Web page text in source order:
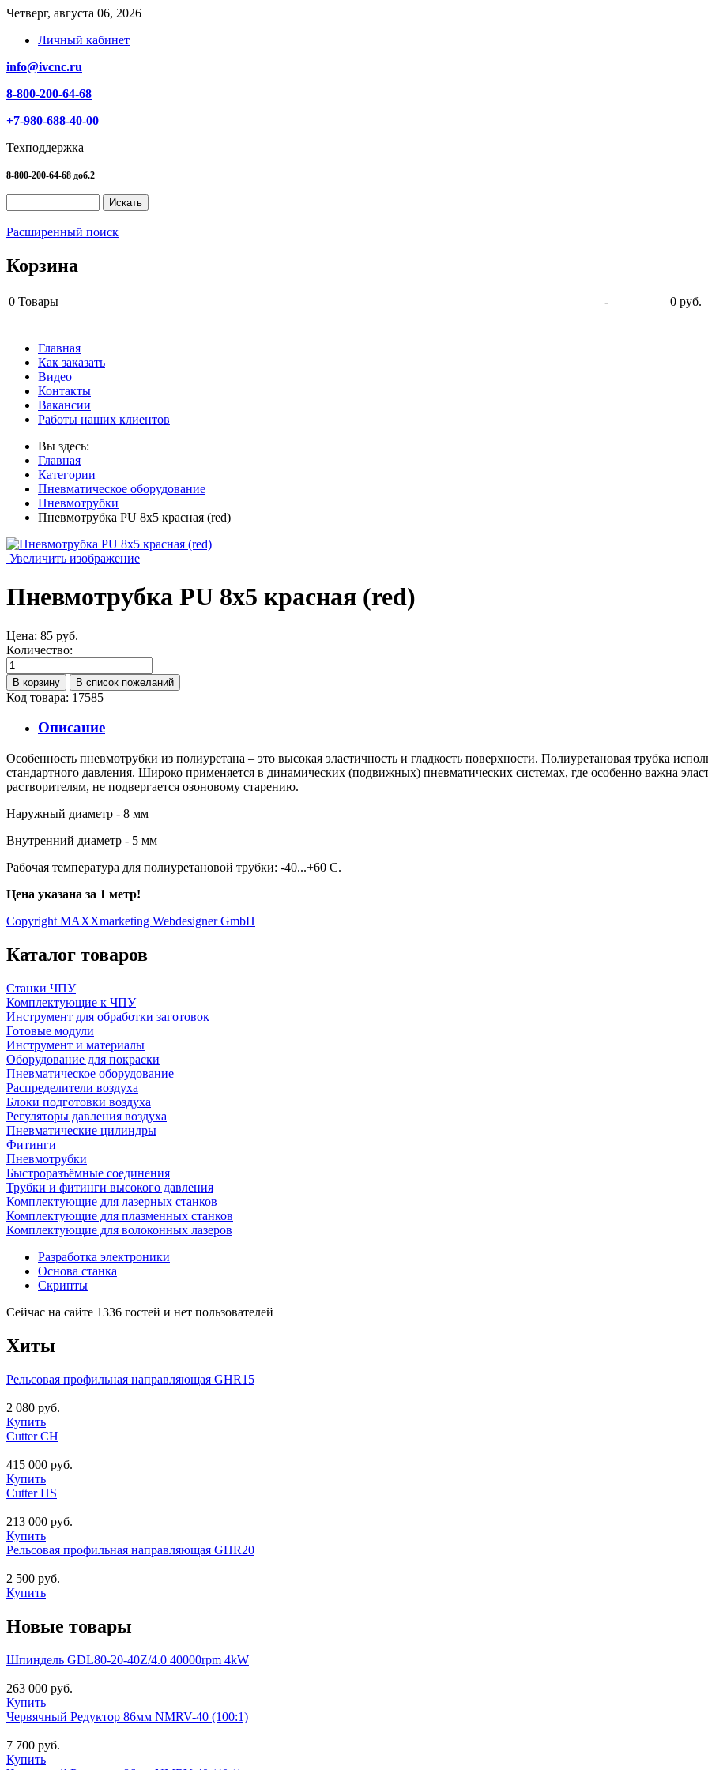
Четверг, августа 06, 2026
Личный кабинет
info@ivcnc.ru
8-800-200-64-68
+7-980-688-40-00
Техподдержка
8-800-200-64-68 доб.2
Расширенный поиск
Корзина
0 Товары -
0 руб.
Главная
Как заказать
Видео
Контакты
Вакансии
Работы наших клиентов
Вы здесь:
Главная
Категории
Пневматическое оборудование
Пневмотрубки
Пневмотрубка PU 8x5 красная (red)
Увеличить изображение
Пневмотрубка PU 8x5 красная (red)
Цена: 85 руб.
Количество:
Код товара: 17585
Описание
Особенность пневмотрубки из полиуретана – это высокая эластичность и гладкость поверхности. Полиуретановая трубка
стандартного давления. Широко применяется в динамических (подвижных) пневматических системах, где особенно важна
растворителям, не подвергается озоновому старению.
Наружный диаметр - 8 мм
Внутренний диаметр - 5 мм
Рабочая температура для полиуретановой трубки: -40...+60 С.
Цена указана за 1 метр!
Copyright MAXXmarketing Webdesigner GmbH
Каталог товаров
Станки ЧПУ
Комплектующие к ЧПУ
Инструмент для обработки заготовок
Готовые модули
Инструмент и материалы
Оборудование для покраски
Пневматическое оборудование
Распределители воздуха
Блоки подготовки воздуха
Регуляторы давления воздуха
Пневматические цилиндры
Фитинги
Пневмотрубки
Быстроразъёмные соединения
Трубки и фитинги высокого давления
Комплектующие для лазерных станков
Комплектующие для плазменных станков
Комплектующие для волоконных лазеров
Разработка электроники
Основа станка
Скрипты
Сейчас на сайте 1336 гостей и нет пользователей
Хиты
Рельсовая профильная направляющая GHR15
2 080 руб.
Купить
Cutter CH
415 000 руб.
Купить
Cutter HS
213 000 руб.
Купить
Рельсовая профильная направляющая GHR20
2 500 руб.
Купить
Новые товары
Шпиндель GDL80-20-40Z/4.0 40000rpm 4kW
263 000 руб.
Купить
Червячный Редуктор 86мм NMRV-40 (100:1)
7 700 руб.
Купить